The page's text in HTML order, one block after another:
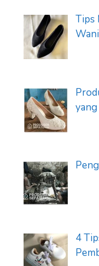
Tips
4